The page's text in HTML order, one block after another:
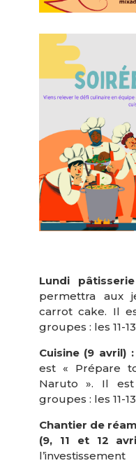
Lundi
permettra aux
carrot cake. Il
groupes : les 11-
Cuisine (9 avril) :
est « Prépare
Naruto ». Il
groupes : les 11-
Chantier de
(9, 11 et 12